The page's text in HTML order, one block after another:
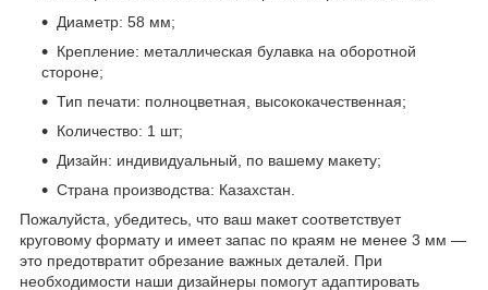
Диаметр: 58 мм;
Крепление: металлическая булавка на оборотной
стороне;
Тип печати: полноцветная, высококачественная;
Количество: 1 шт;
Дизайн: индивидуальный, по вашему макету;
Страна производства: Казахстан.
Пожалуйста, убедитесь, что ваш макет соответствует
круговому формату и имеет запас по краям не менее 3 мм —
это предотвратит обрезание важных деталей. При
необходимости наши дизайнеры помогут адаптировать